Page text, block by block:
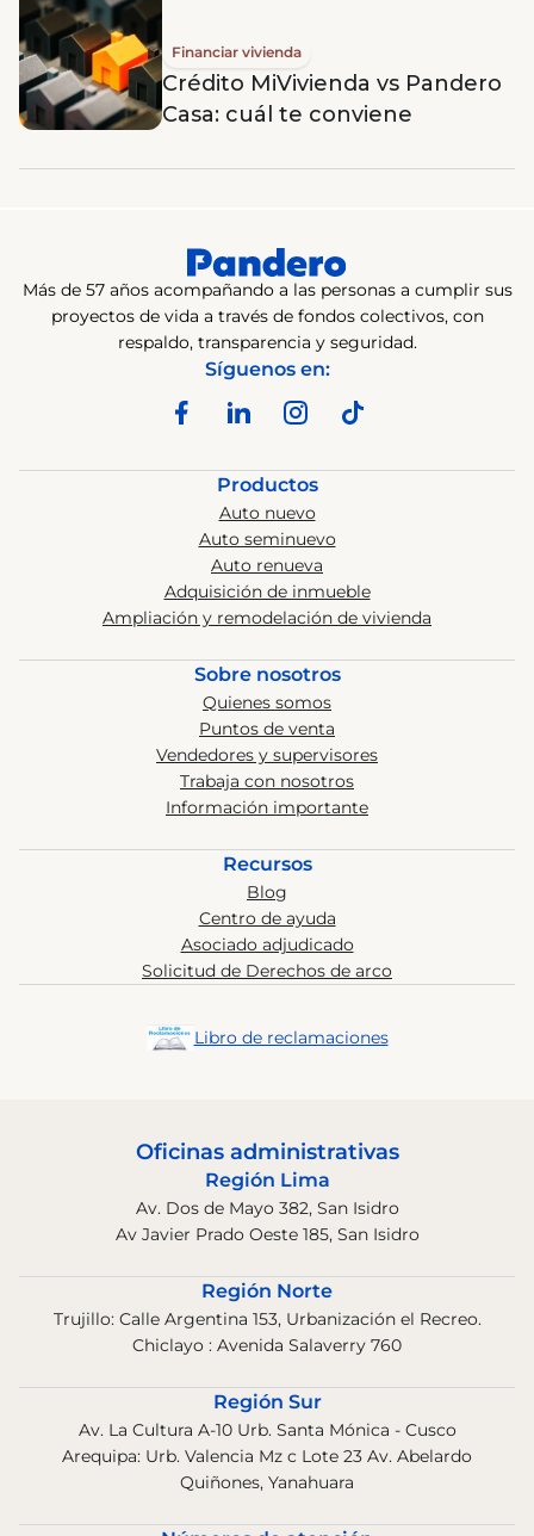
Financiar vivienda
Crédito MiVivienda vs Pandero
Casa: cuál te conviene
Más de 57 años acompañando a las personas a cumplir sus
proyectos de vida a través de fondos colectivos, con
respaldo, transparencia y seguridad.
Síguenos en:
Productos
Auto nuevo
Auto seminuevo
Auto renueva
Adquisición de inmueble
Ampliación y remodelación de vivienda
Sobre nosotros
Quienes somos
Puntos de venta
Vendedores y supervisores
Trabaja con nosotros
Información importante
Recursos
Blog
Centro de ayuda
Asociado adjudicado
Solicitud de Derechos de arco
Libro de reclamaciones
Oficinas administrativas
Región Lima
Av. Dos de Mayo 382, San Isidro
Av Javier Prado Oeste 185, San Isidro
Región Norte
Trujillo: Calle Argentina 153, Urbanización el Recreo.
Chiclayo : Avenida Salaverry 760
Región Sur
Av. La Cultura A-10 Urb. Santa Mónica - Cusco
Arequipa: Urb. Valencia Mz c Lote 23 Av. Abelardo
Quiñones, Yanahuara